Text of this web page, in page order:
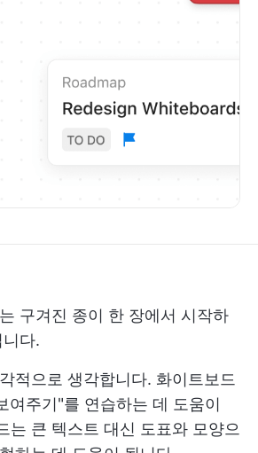
구겨진 종이 한 장에서 시작하
다.
적으로 생각합니다. 화이트보드
여주기"를 연습하는 데 도움이
는 큰 텍스트 대신 도표와 모양으